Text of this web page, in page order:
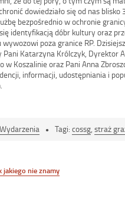
dowiedziałosię od nas blisko
bezpośrednio w ochronie
identyfikacją dóbr kultury oraz
poza granice RP.
Pani Katarzyna Królczyk, Dyrektor
w Koszalinie oraz Pani Anna
informacji, udostępniania i
Wydarzenia Tagi: cossg, straż
jakiego nie znamy